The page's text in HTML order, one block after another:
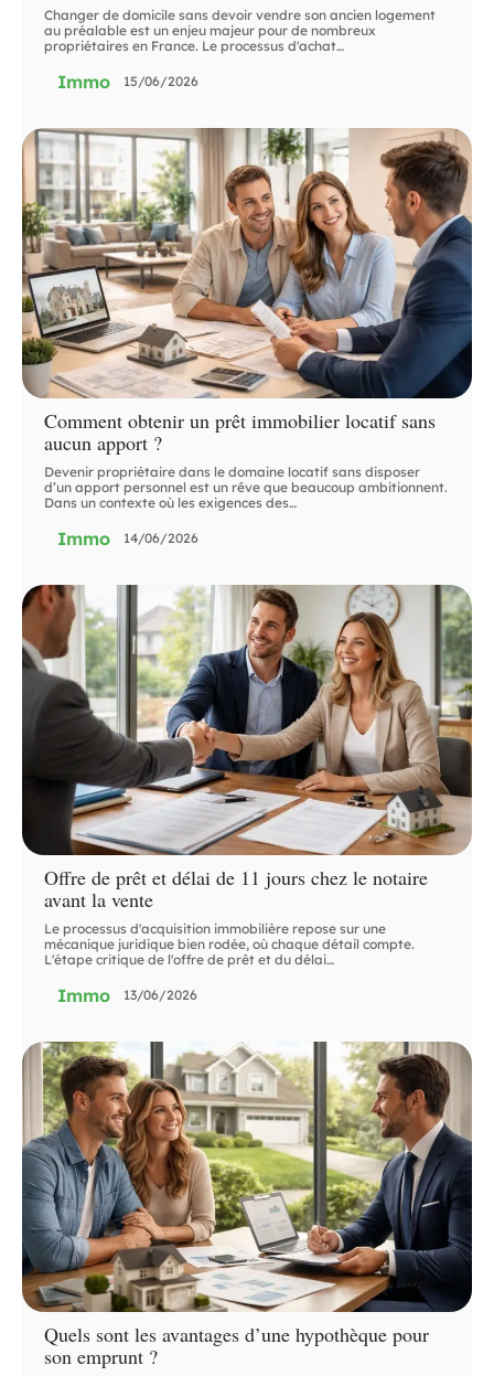
Changer de domicile sans devoir vendre son ancien logement
au préalable est un enjeu majeur pour de nombreux
propriétaires en France. Le processus d'achat…
Immo 15/06/2026
Comment obtenir un prêt immobilier locatif sans
aucun apport ?
Devenir propriétaire dans le domaine locatif sans disposer
d’un apport personnel est un rêve que beaucoup ambitionnent.
Dans un contexte où les exigences des…
Immo 14/06/2026
Offre de prêt et délai de 11 jours chez le notaire
avant la vente
Le processus d'acquisition immobilière repose sur une
mécanique juridique bien rodée, où chaque détail compte.
L'étape critique de l'offre de prêt et du délai…
Immo 13/06/2026
Quels sont les avantages d’une hypothèque pour
son emprunt ?